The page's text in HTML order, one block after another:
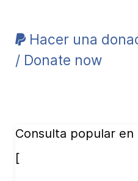
Hacer una
/ Donate now
Consulta popular en
[